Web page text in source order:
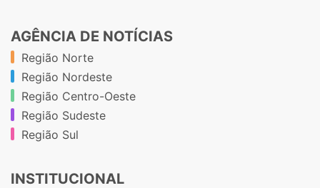
AGÊNCIA DE NOTÍCIAS
Região Norte
Região Nordeste
Região Centro-Oeste
Região Sudeste
Região Sul
INSTITUCIONAL